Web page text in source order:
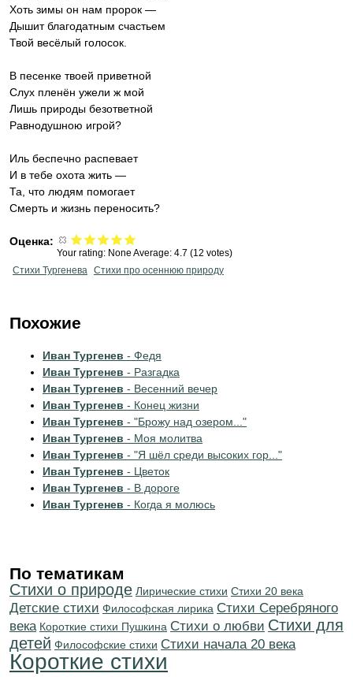
Хоть зимы он нам пророк —
Дышит благодатным счастьем
Твой весёлый голосок.
В песенке твоей приветной
Слух пленён ужели ж мой
Лишь природы безответной
Равнодушною игрой?
Иль беспечно распевает
И в тебе охота жить —
Та, что людям помогает
Смерть и жизнь переносить?
Оценка:
Your rating: None Average: 4.7 (12 votes)
Стихи Тургенева Стихи про осеннюю природу
Похожие
Иван Тургенев - Федя
Иван Тургенев - Разгадка
Иван Тургенев - Весенний вечер
Иван Тургенев - Конец жизни
Иван Тургенев - "Брожу над озером..."
Иван Тургенев - Моя молитва
Иван Тургенев - "Я шёл среди высоких гор..."
Иван Тургенев - Цветок
Иван Тургенев - В дороге
Иван Тургенев - Когда я молюсь
По тематикам
Стихи о природе Лирические стихи Стихи 20 века
Детские стихи Философская лирика Cтихи Серебряного
века Короткие стихи Пушкина Стихи о любви Стихи для
детей Философские стихи Cтихи начала 20 века
Короткие стихи